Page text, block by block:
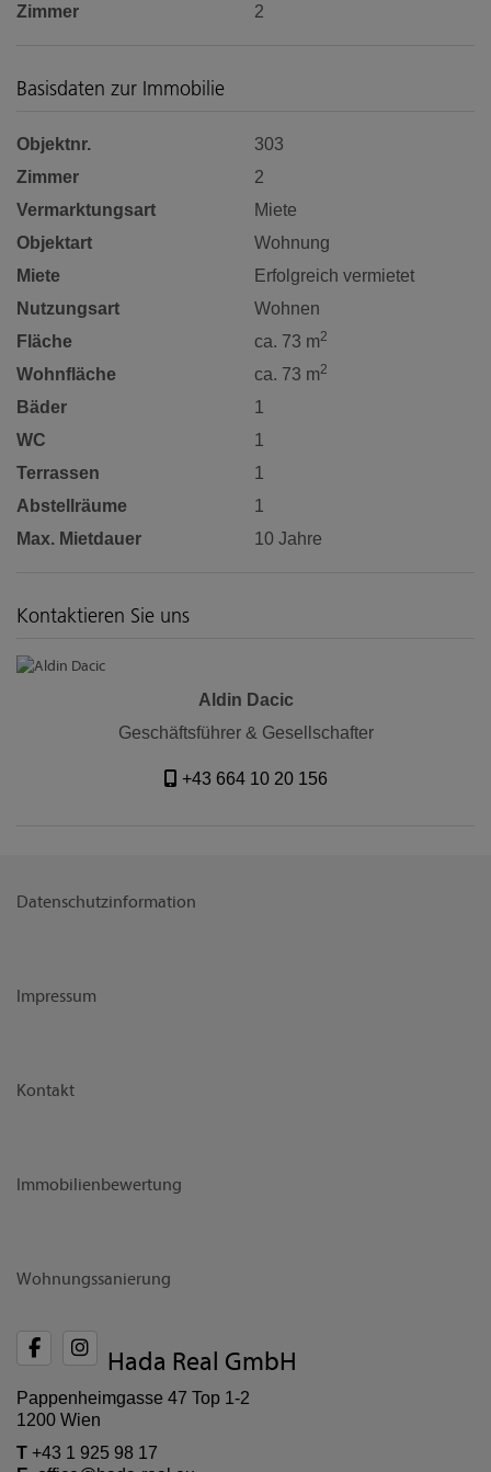
Zimmer 2
Basisdaten zur Immobilie
Objektnr.
303
Zimmer
2
Vermarktungsart
Miete
Objektart
Wohnung
Miete
Erfolgreich vermietet
Nutzungsart
Wohnen
Fläche
ca. 73 m2
Wohnfläche ca. 73 m2
Bäder
1
WC
1
Terrassen
1
Abstellräume
1
Max. Mietdauer
10 Jahre
Kontaktieren Sie uns
Aldin Dacic
Geschäftsführer & Gesellschafter
+43 664 10 20 156
Datenschutzinformation
Impressum
Kontakt
Immobilienbewertung
Wohnungssanierung
Hada Real GmbH
Pappenheimgasse 47 Top 1-2
1200 Wien
T +43 1 925 98 17